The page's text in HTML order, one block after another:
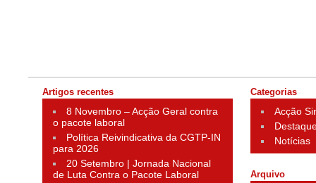
Artigos recentes
8 Novembro – Acção Geral contra
o pacote laboral
Política Reivindicativa da CGTP-IN
para 2026
20 Setembro | Jornada Nacional
de Luta Contra o Pacote Laboral
Categorias
Acção
Notícias
Arquivo